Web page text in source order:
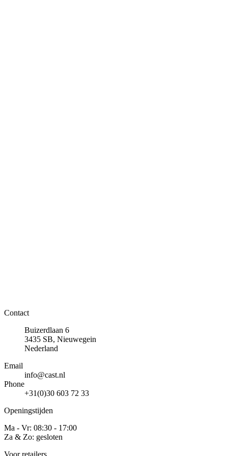
Contact
Buizerdlaan 6
3435 SB, Nieuwegein
Nederland
Email
info@cast.nl
Phone
+31(0)30 603 72 33
Openingstijden
Ma - Vr: 08:30 - 17:00
Za & Zo: gesloten
Voor retailers